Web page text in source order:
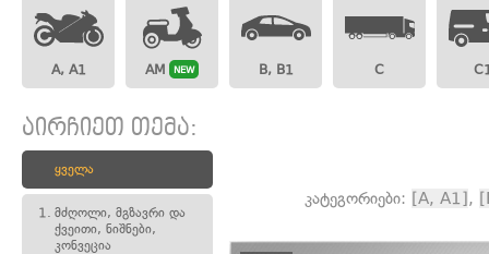
A, A1 AM NEW B, B1 C
აირჩიეთ თემა:
ყველა
1. მძღოლი, მგზავრი და
ქვეითი, ნიშნები,
კონვეცია
კატეგორიები: [A, A1],